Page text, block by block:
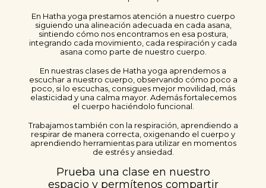
En Hatha yoga prestamos atención a nuestro cuerpo
siguiendo una alineación adecuada en cada asana,
sintiendo cómo nos encontramos en esa postura,
integrando cada movimiento, cada respiración y cada
asana como parte de nuestro cuerpo.
En nuestras clases de Hatha yoga aprendemos a
escuchar a nuestro cuerpo, observando cómo poco a
poco, si lo escuchas, consigues mejor movilidad, más
elasticidad y una calma mayor. Además fortalecemos
el cuerpo haciéndolo funcional.
Trabajamos también con la respiración, aprendiendo a
respirar de manera correcta, oxigenando el cuerpo y
aprendiendo herramientas para utilizar en momentos
de estrés y ansiedad.
Prueba una clase en nuestro
espacio y permítenos compartir